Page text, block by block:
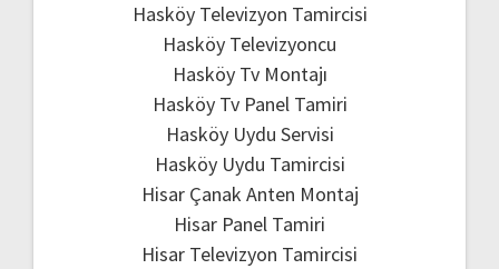
Hasköy Televizyon Tamircisi
Hasköy Televizyoncu
Hasköy Tv Montajı
Hasköy Tv Panel Tamiri
Hasköy Uydu Servisi
Hasköy Uydu Tamircisi
Hisar Çanak Anten Montaj
Hisar Panel Tamiri
Hisar Televizyon Tamircisi